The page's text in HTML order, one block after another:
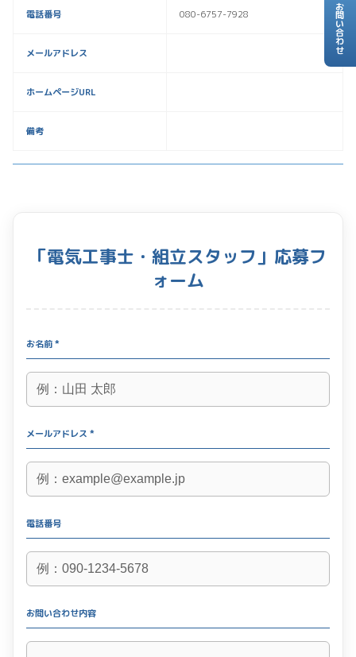
お問い合わせ
電話番号 080-6757-7928
メールアドレス
ホームページURL
備考
「電気工事士・組立スタッフ」応募フ
ォーム
お名前 *
メールアドレス *
電話番号
お問い合わせ内容